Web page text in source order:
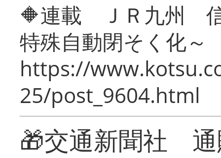
🔶連載 ＪＲ九州 信
特殊自動閉そく化～
https://
25/post_9604.html
🎁交通新聞社